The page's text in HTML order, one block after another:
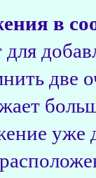
в
две
уже